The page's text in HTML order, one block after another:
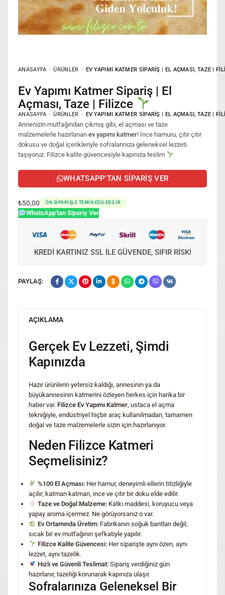
ANASAYFA ÜRÜNLER EV YAPIMI KATMER SIPARIŞ | EL AÇMASI, TAZE |
Ev Yapımı Katmer Sipariş | El
Açması, Taze | Filizce
ANASAYFA ÜRÜNLER EV YAPIMI KATMER SIPARIŞ | EL AÇMASI, TAZE |
Annenizin mutfağından çıkmış gibi, el açması ve taze
malzemelerle hazırlanan ev yapımı katmer! İnce hamuru, çıtır çıtır
dokusu ve doğal içerikleriyle sofralarınıza geleneksel lezzeti
taşıyoruz. Filizce kalite güvencesiyle kapınıza teslim
WHATSAPP'TAN SIPARIŞ VER
₺50,00 ÖN SIPARIŞLE TEMIN EDILEBILIR
WhatsApp'tan Sipariş Ver
KREDI KARTINIZ SSL ILE GÜVENDE, SIFIR RISK!
PAYLAŞ:
AÇIKLAMA
Gerçek Ev Lezzeti, Şimdi
Kapınızda
Hazır ürünlerin yetersiz kaldığı, annesinin ya da
büyükannesinin katmerini özleyen herkes için harika bir
haber var. Filizce Ev Yapımı Katmer , ustaca el açma
tekniğiyle, endüstriyel hiçbir araç kullanılmadan, tamamen
doğal ve taze malzemelerle sizin için hazırlanıyor.
Neden Filizce Katmeri
Seçmelisiniz?
%100 El Açması:Her hamur, deneyimli ellerin titizliğiyle
açılır; katman katman, ince ve çıtır bir doku elde edilir.
Taze ve Doğal Malzeme:Katkı maddesi, koruyucu veya
yapay aroma içermez. Ne görüyorsanız o var.
Ev Ortamında Üretim:Fabrikanın soğuk bantları değil,
sıcak bir ev mutfağının şefkatiyle yapılır.
Filizce Kalite Güvencesi:Her siparişte aynı özen, aynı
lezzet, aynı tazelik.
Hızlı ve Güvenli Teslimat:Sipariş verdiğiniz gün
hazırlanır, tazeliği korunarak kapınıza ulaşır.
Sofralarınıza Geleneksel Bir